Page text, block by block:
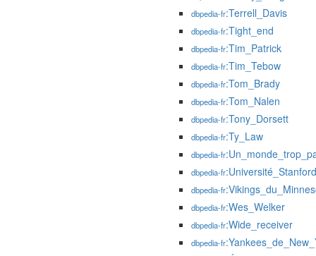
dbpedia-fr:Terrell_Davis
dbpedia-fr:Tight_end
dbpedia-fr:Tim_Patrick
dbpedia-fr:Tim_Tebow
dbpedia-fr:Tom_Brady
dbpedia-fr:Tom_Nalen
dbpedia-fr:Tony_Dorsett
dbpedia-fr:Ty_Law
dbpedia-fr
dbpedia-fr:Université_Stanford
dbpedia-fr
dbpedia-fr:Wes_Welker
dbpedia-fr:Wide_receiver
dbpedia-fr